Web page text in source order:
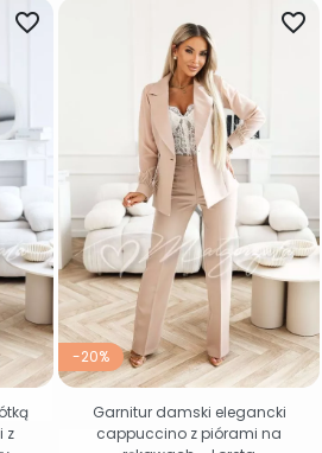
favorite_border
z
-20%
favorite_border
Garnitur damski elegancki
cappuccino z piórami na